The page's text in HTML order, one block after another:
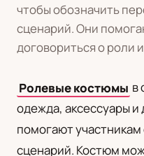
Ф
Ц Ш Э
Polski
чтобы обозначить
сценарий. Они
договориться о роли
Ролевые костюмы в
одежда, аксессуары
помогают
сценарий. Костюм